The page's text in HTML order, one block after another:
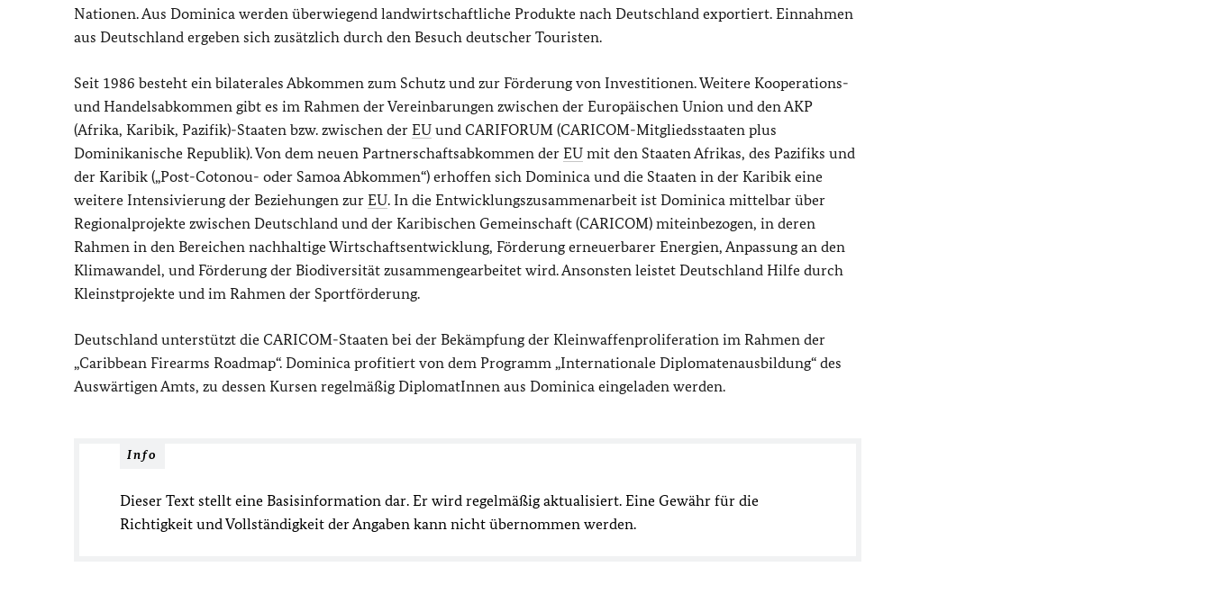
Nationen. Aus Dominica werden überwiegend landwirtschaftliche Produkte nach Deutschland exportiert. Einnahmen
aus Deutschland ergeben sich zusätzlich durch den Besuch deutscher Touristen.
Seit 1986 besteht ein bilaterales Abkommen zum Schutz und zur Förderung von Investitionen. Weitere Kooperations-
und Handelsabkommen gibt es im Rahmen der Vereinbarungen zwischen der Europäischen Union und den AKP
(Afrika, Karibik, Pazifik)-Staaten bzw. zwischen der EU und CARIFORUM (CARICOM-Mitgliedsstaaten plus
Dominikanische Republik). Von dem neuen Partnerschaftsabkommen der EU mit den Staaten Afrikas, des Pazifiks und
der Karibik („Post-Cotonou- oder Samoa Abkommen“) erhoffen sich Dominica und die Staaten in der Karibik eine
weitere Intensivierung der Beziehungen zur EU. In die Entwicklungszusammenarbeit ist Dominica mittelbar über
Regionalprojekte zwischen Deutschland und der Karibischen Gemeinschaft (CARICOM) miteinbezogen, in deren
Rahmen in den Bereichen nachhaltige Wirtschaftsentwicklung, Förderung erneuerbarer Energien, Anpassung an den
Klimawandel, und Förderung der Biodiversität zusammengearbeitet wird. Ansonsten leistet Deutschland Hilfe durch
Kleinstprojekte und im Rahmen der Sportförderung.
Deutschland unterstützt die CARICOM-Staaten bei der Bekämpfung der Kleinwaffenproliferation im Rahmen der
„Caribbean Firearms Roadmap“. Dominica profitiert von dem Programm „Internationale Diplomatenausbildung“ des
Auswärtigen Amts, zu dessen Kursen regelmäßig DiplomatInnen aus Dominica eingeladen werden.
Info
Dieser Text stellt eine Basisinformation dar. Er wird regelmäßig aktualisiert. Eine Gewähr für die
Richtigkeit und Vollständigkeit der Angaben kann nicht übernommen werden.